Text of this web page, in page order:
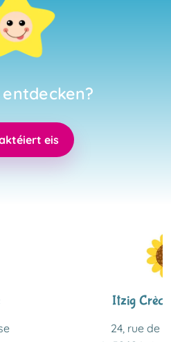
entdecken?
eis
Itzig
24, rue de